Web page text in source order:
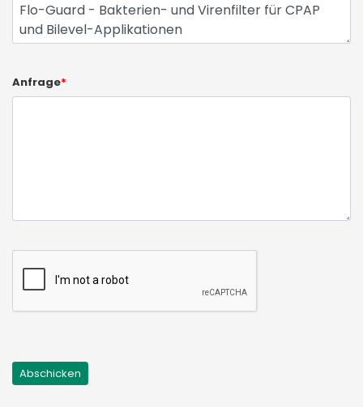
Anfrage*